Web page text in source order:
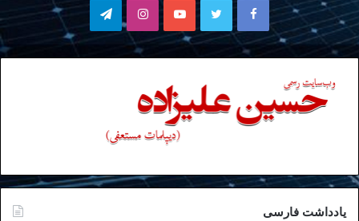
فیسبوک توییتر یوتیوباینستاگرامتلگرام
یادداشت فارسی